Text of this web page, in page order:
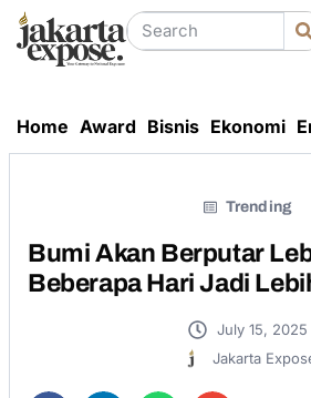
Home Award Bisnis Ekonomi
Trending
Bumi Akan Berputar
Beberapa Hari Jadi
July 15, 2025
Jakarta